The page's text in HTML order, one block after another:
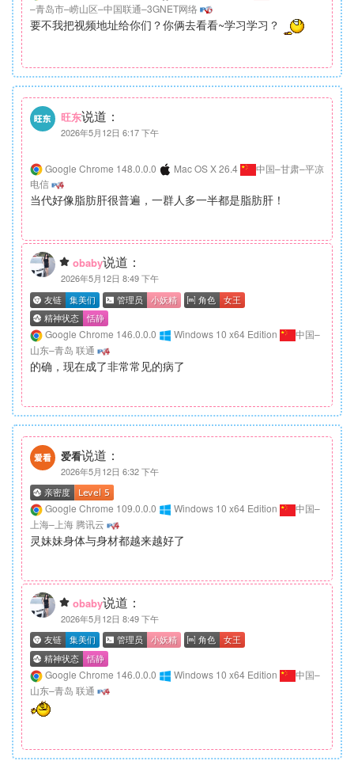
–青岛市–崂山区–中国联通–3GNET网络
要不我把视频地址给你们？你俩去看看~学习学习？
旺东说道：
2026年5月12日 6:17 下午
Google Chrome 148.0.0.0 Mac OS X 26.4
中国–甘肃–平凉
电信
当代好像脂肪肝很普遍，一群人多一半都是脂肪肝！
obaby说道：
2026年5月12日 8:49 下午
Google Chrome 146.0.0.0 Windows 10 x64 Edition
中国–
山东–青岛 联通
的确，现在成了非常常见的病了
爱看说道：
2026年5月12日 6:32 下午
Google Chrome 109.0.0.0 Windows 10 x64 Edition
中国–
上海–上海 腾讯云
灵妹妹身体与身材都越来越好了
obaby说道：
2026年5月12日 8:49 下午
Google Chrome 146.0.0.0 Windows 10 x64 Edition
中国–
山东–青岛 联通